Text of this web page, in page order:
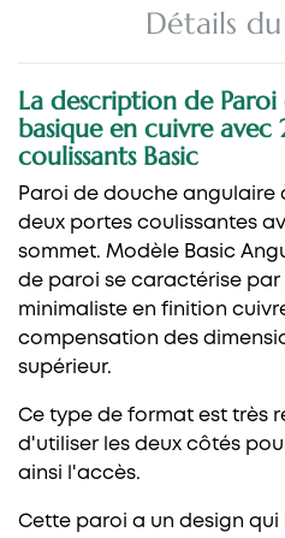
Détails
La description de
basique en cuivre avec
coulissants Basic
Paroi de douche angulaire
deux portes coulissantes
sommet. Modèle Basic
de paroi se caractérise par
minimaliste en finition
compensation des
supérieur.
Ce type de format est très
d'utiliser les deux côtés
ainsi l'accès.
Cette paroi a un design